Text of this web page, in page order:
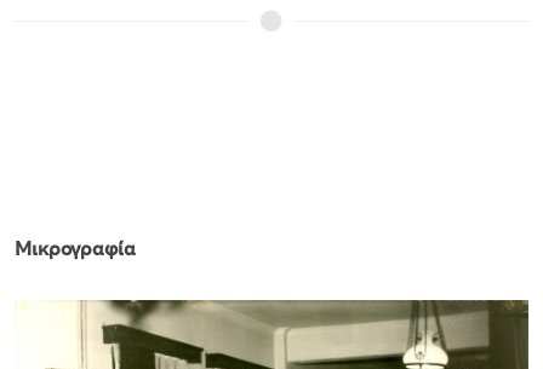
Μικρογραφία